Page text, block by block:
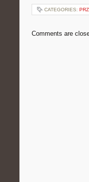
CATEGORIES:
Comments are